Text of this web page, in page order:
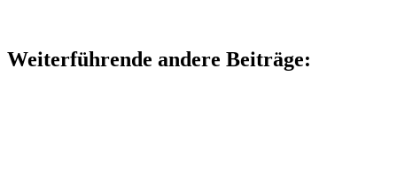
Weiterführende andere Beiträge: